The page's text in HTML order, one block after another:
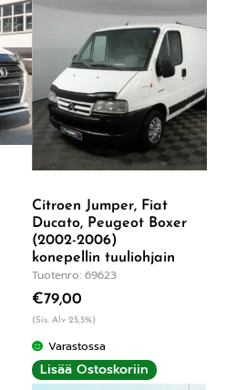
Citroen Jumper, Fiat
Ducato, Peugeot Boxer
(2002-2006)
konepellin tuuliohjain
Tuotenro: 69623
€79,00
(Sis. Alv 25,5%)
Varastossa
Lisää Ostoskoriin